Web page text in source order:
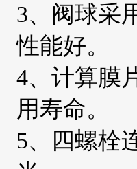
3、阀球采
性能好。
4、计算膜
用寿命。
5、四螺栓